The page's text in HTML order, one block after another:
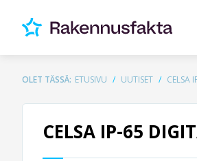
OLET TÄSSÄ: ETUSIVU UUTISET CELSA
CELSA IP-65